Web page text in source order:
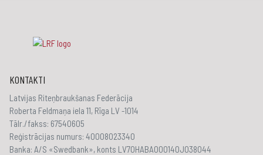
KONTAKTI
Latvijas Riteņbraukšanas Federācija
Roberta Feldmaņa iela 11, Rīga LV -1014
Tālr./fakss: 67540605
Reģistrācijas numurs: 40008023340
Banka: A/S «Swedbank», konts LV70HABA000140J038044